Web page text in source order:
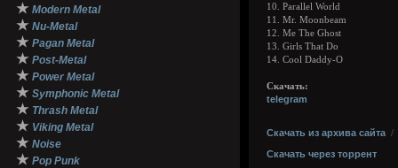
★ Modern Metal
★ Nu-Metal
★ Pagan Metal
★ Post-Metal
★ Power Metal
★ Symphonic Metal
★ Thrash Metal
★ Viking Metal
★ Noise
★ Pop Punk
10. Parallel World
11. Mr. Moonbeam
12. Me The Ghost
13. Girls That Do
14. Cool Daddy-O
Скачать:
telegram
Скачать из архива сайта /
Скачать через торрент